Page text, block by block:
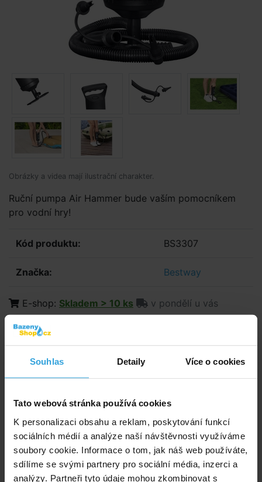
Souhlas Detaily Více o cookies
Tato webová stránka používá cookies
K personalizaci obsahu a reklam, poskytování funkcí
sociálních médií a analýze naší návštěvnosti využíváme
soubory cookie. Informace o tom, jak náš web používáte,
sdílíme se svými partnery pro sociální média, inzerci a
analýzy. Partneři tyto údaje mohou zkombinovat s
Obrázky a videa mají ilustrační charakter.
Ruční pumpa Air Hammer bude vaším pomocníkem
pro vodní hry!
Kód produktu: BS3307
Značka: Bestway
E-shop: Skladem > 10 ks
v pondělí u vás
Prodejna:
57,03 Kč bez DPH 69,- Kč
Zeptej se prodavače
Podrobný popis